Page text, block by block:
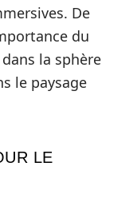
De
du
la sphère
le paysage
LE